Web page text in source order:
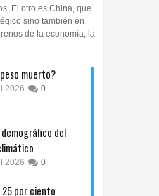
El otro es China, que
sino también en
de la economía, la
muerto?
2026 0
del
2026 0
25 por ciento